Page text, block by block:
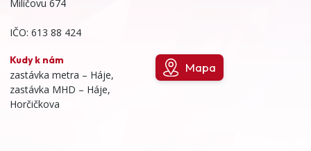
Milíčovu 674
IČO: 613 88 424
Kudy k nám
zastávka metra – Háje,
zastávka MHD – Háje,
Horčičkova
Mapa